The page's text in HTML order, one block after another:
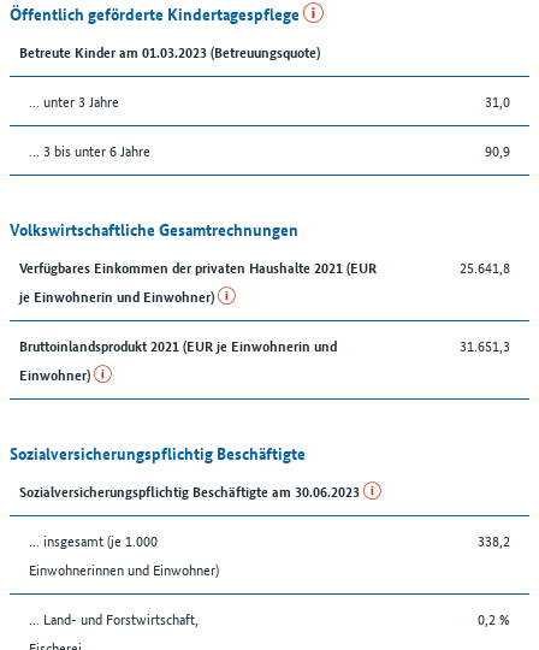
Öffentlich geförderte Kindertagespflege
Betreute Kinder am 01.03.2023 (Betreuungsquote)
… unter 3 Jahre 31,0
… 3 bis unter 6 Jahre 90,9
Volkswirtschaftliche Gesamtrechnungen
Verfügbares Einkommen der privaten Haushalte 2021 (EUR
je Einwohnerin und Einwohner)
25.641,8
Bruttoinlandsprodukt 2021 (EUR je Einwohnerin und
Einwohner)
31.651,3
Sozialversicherungspflichtig Beschäftigte
Sozialversicherungspflichtig Beschäftigte am 30.06.2023
... insgesamt (je 1.000
Einwohnerinnen und Einwohner)
338,2
... Land- und Forstwirtschaft,
0,2 %